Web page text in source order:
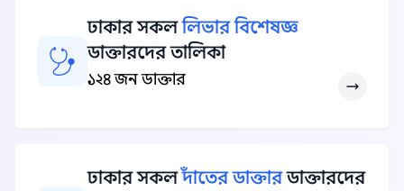
ঢাকার সকললিভার বিশেষজ্ঞ
ডাক্তারদের তালিকা
১২৪ জন ডাক্তার
ঢাকার সকলদাঁতের ডাক্তারডাক্তারদের